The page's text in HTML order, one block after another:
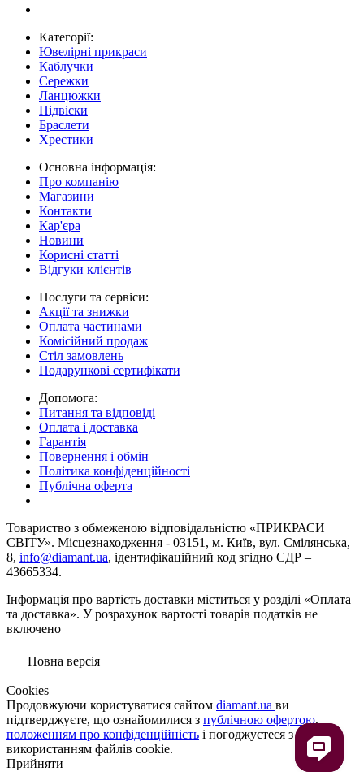
Категорії:
Ювелірні прикраси
Каблучки
Сережки
Ланцюжки
Підвіски
Браслети
Хрестики
Основна інформація:
Про компанію
Магазини
Контакти
Кар'єра
Новини
Корисні статті
Відгуки клієнтів
Послуги та сервіси:
Акції та знижки
Оплата частинами
Комісійний продаж
Стіл замовлень
Подарункові сертифікати
Допомога:
Питання та відповіді
Оплата і доставка
Гарантія
Повернення і обмін
Політика конфіденційності
Публічна оферта
Товариство з обмеженою вiдповiдальнiстю «ПРИКРАСИ
СВІТУ». Місцезнаходження - 03151, м. Київ, вул. Смілянська,
8, info@diamant.ua, ідентифікаційний код згідно ЄДР –
43665334.
Інформація про вартість доставки міститься у розділі «Оплата
та доставка». У розрахунок вартості товарів податків не
включено
Повна версія
Сookies
Продовжуючи користуватися сайтом diamant.ua ви
підтверджуєте, що ознайомилися з публічною офертою,
положенням про конфіденційність і погоджуєтеся з
використанням файлів cookie.
Прийняти